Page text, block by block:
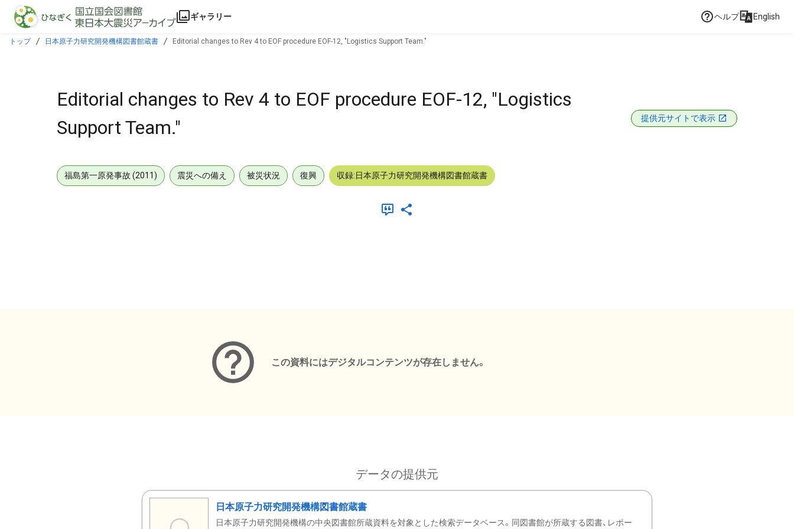
本文に飛ぶ
ギャラリー ヘルプ English
トップ 日本原子力研究開発機構図書館蔵書 Editorial changes to Rev 4 to EOF procedure EOF-12, "Logistics Support Team."
Editorial changes to Rev 4 to EOF procedure EOF-12, "Logistics
Support Team."
提供元サイトで表示
福島第一原発事故 (2011) 震災への備え 被災状況 復興 収録:日本原子力研究開発機構図書館蔵書
この資料にはデジタルコンテンツが存在しません。
データの提供元
日本原子力研究開発機構図書館蔵書
日本原子力研究開発機構の中央図書館所蔵資料を対象とした検索データベース。同図書館が所蔵する図書、レポー